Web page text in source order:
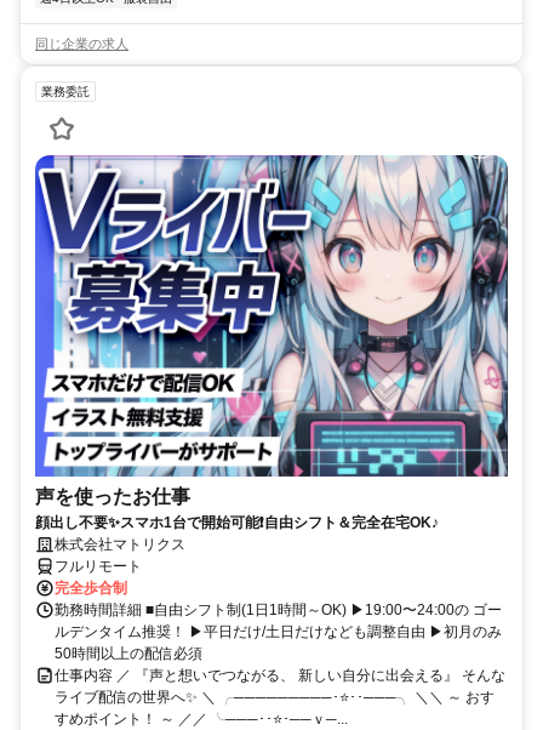
同じ企業の求人
業務委託
声を使ったお仕事
顔出し不要✨スマホ1台で開始可能❗自由シフト＆完全在宅OK♪
株式会社マトリクス
フルリモート
完全歩合制
勤務時間詳細 ■自由シフト制(1日1時間～OK) ▶19:00〜24:00の ゴー
ルデンタイム推奨！ ▶平日だけ/土日だけなども調整自由 ▶初月のみ
50時間以上の配信必須
仕事内容 ／ 『声と想いでつながる、 新しい自分に出会える』 そんな
ライブ配信の世界へ✨ ＼ ╭─────────･⭐･･───╮ ＼＼ ～ おす
すめポイント！ ～ ／／ ╰───･･⭐･──ｖ─...